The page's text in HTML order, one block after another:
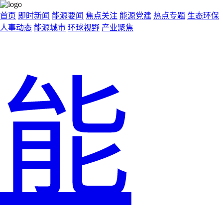
首页 即时新闻 能源要闻 焦点关注 能源党建 热点专题 生态环保
人事动态 能源城市 环球视野 产业聚焦
能